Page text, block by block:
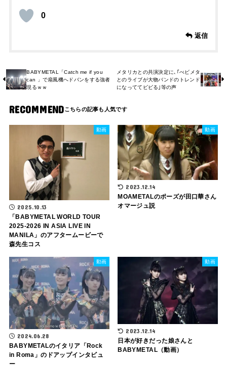
0
返信
BABYMETAL「Catch me if you
can 」で扇風機へドバンをする強者
現るｗｗ
メタリカとの共演決定に､｢べビメタ
とのライブが大物バンドのトレンド
になっててビビる｣等の声
RECOMMEND
動画
2025.10.13
「BABYMETAL WORLD TOUR
2025-2026 IN ASIA LIVE IN
MANILA」のアフタームービーで
森先生コス
動画
2023.12.14
MOAMETALのポーズが田口華さん
オマージュ説
動画
2024.06.28
BABYMETALのイタリア「Rock
in Roma」のドアップインタビュ
動画
2023.12.14
日本が好きだった娘さんと
BABYMETAL（動画）